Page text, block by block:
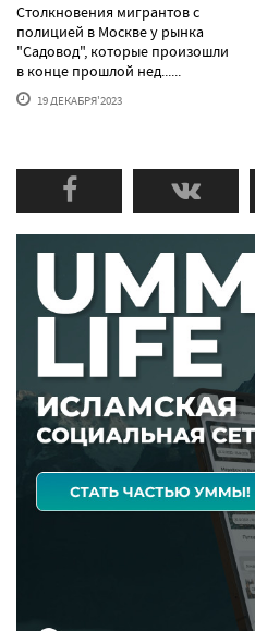
Столкновения мигрантов с
полицией в Москве у рынка
"Садовод", которые произошли
в конце прошлой нед......
19 ДЕКАБРЯ'2023